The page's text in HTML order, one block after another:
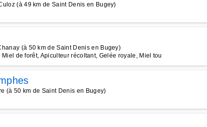
(à 49 km de Saint Denis en Bugey)
(à 50 km de Saint Denis en Bugey)
de forêt, Apiculteur récoltant, Gelée royale, Miel tou
(à 50 km de Saint Denis en Bugey)